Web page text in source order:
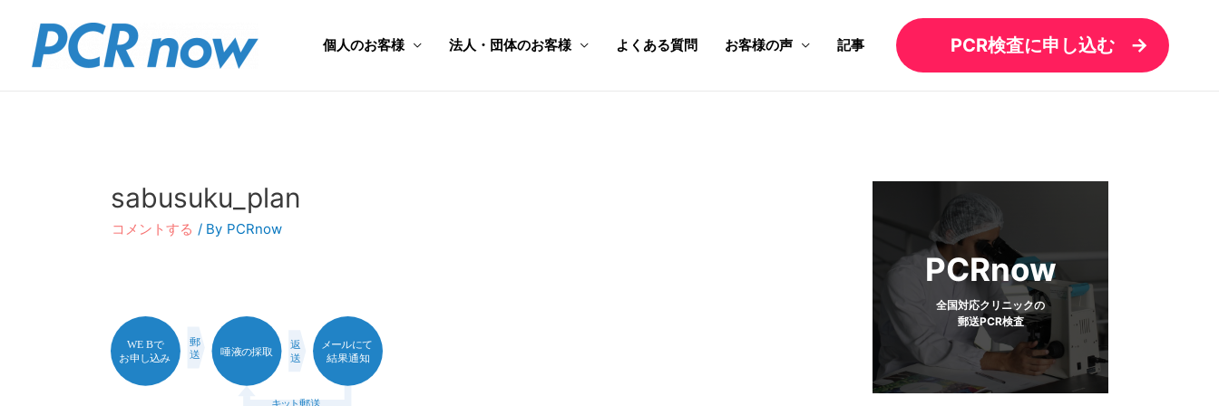
個人のお客様 法人・団体のお客様 よくある質問 お客様の声 記事 PCR検査に申し込む
sabusuku_plan
コメントする / By PCRnow
PCRnow
全国対応クリニックの
郵送PCR検査